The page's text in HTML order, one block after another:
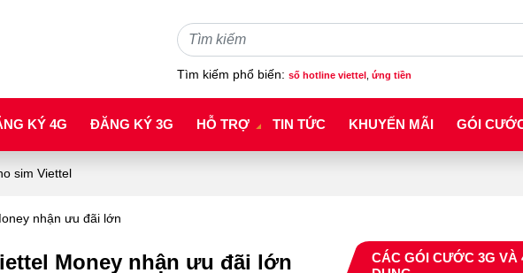
Tìm kiếm phổ biến: số hotline viettel ứng tiền
KÝ 4G ĐĂNG KÝ 3G HỖ TRỢ TIN TỨC KHUYẾN MÃI GÓI
sim Viettel
nhận ưu đãi lớn
Money nhận ưu đãi lớn
CÁC GÓI CƯỚC 3G VÀ